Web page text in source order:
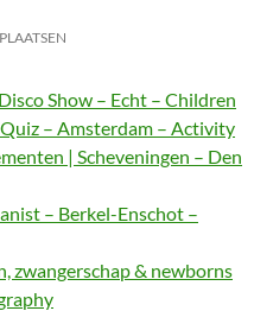
Show – Echt – Children
– Amsterdam – Activity
| Scheveningen – Den
– Berkel-Enschot –
zwangerschap & newborns